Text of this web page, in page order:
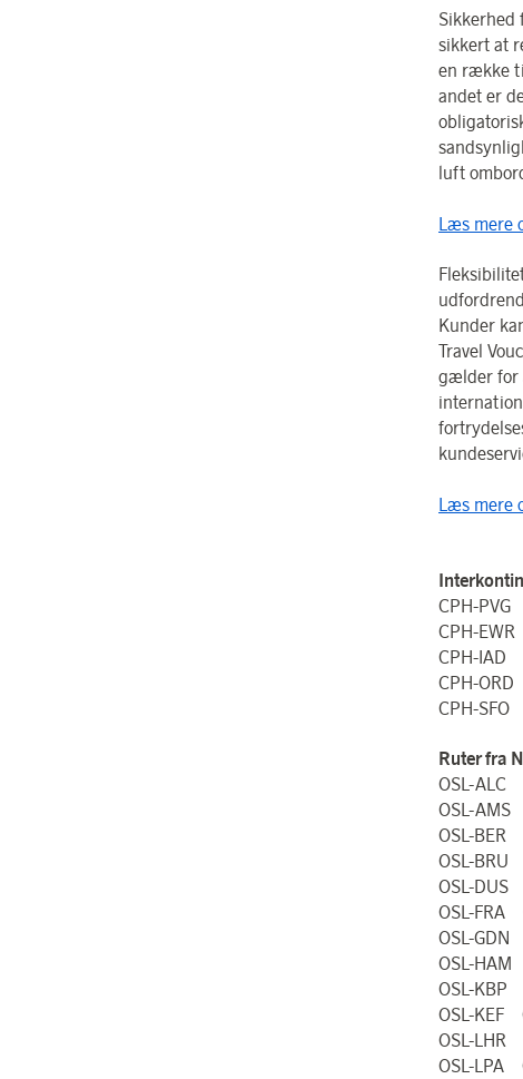
Sikkerhed
sikkert at
en række
andet er
luft
Læs mere
Kunder
Travel
gælder for
Læs mere
CPH-
CPH-
CPH-IAD
CPH-
CPH-SFO
Ruter fra
OSL-ALC
OSL-
OSL-BER
OSL-BRU
OSL-DUS
OSL-FRA
OSL-GDN
OSL-
OSL-KBP
OSL-KEF
OSL-LHR
OSL-LPA